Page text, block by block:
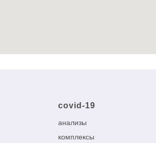
covid-19
анализы
комплексы